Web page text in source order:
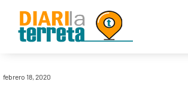
febrero 18, 2020